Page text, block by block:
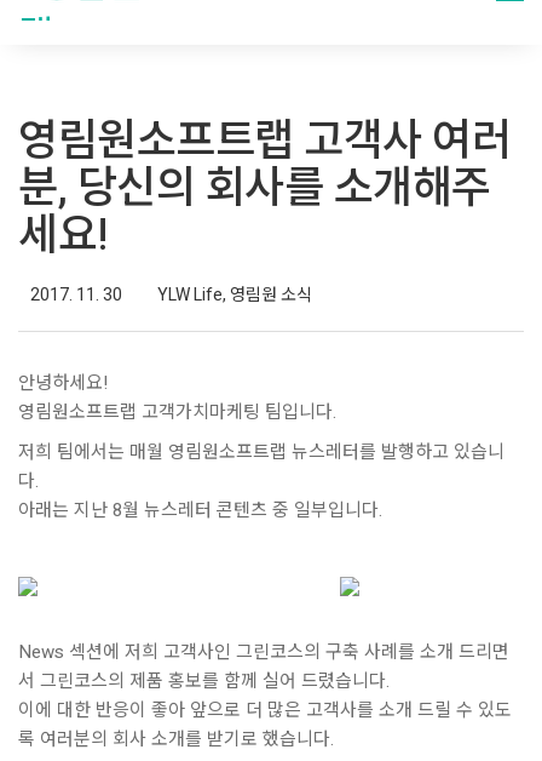
영림원소프트랩 고객사 여러
분, 당신의 회사를 소개해주
세요!
2017. 11. 30 YLW Life, 영림원 소식
안녕하세요!
영림원소프트랩 고객가치마케팅 팀입니다.
저희 팀에서는 매월 영림원소프트랩 뉴스레터를 발행하고 있습니
다.
아래는 지난 8월 뉴스레터 콘텐츠 중 일부입니다.
News 섹션에 저희 고객사인 그린코스의 구축 사례를 소개 드리면
서 그린코스의 제품 홍보를 함께 실어 드렸습니다.
이에 대한 반응이 좋아 앞으로 더 많은 고객사를 소개 드릴 수 있도
록 여러분의 회사 소개를 받기로 했습니다.